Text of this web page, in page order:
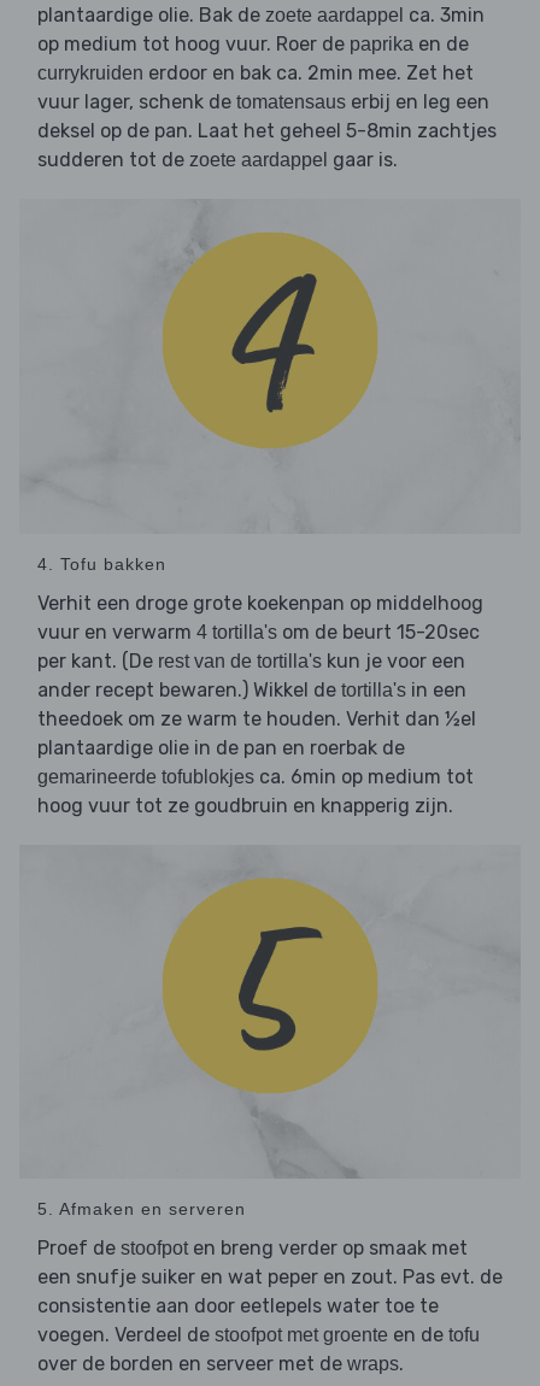
plantaardige olie. Bak de zoete aardappel ca. 3min
op medium tot hoog vuur. Roer de paprika en de
currykruiden erdoor en bak ca. 2min mee. Zet het
vuur lager, schenk de tomatensaus erbij en leg een
deksel op de pan. Laat het geheel 5-8min zachtjes
sudderen tot de zoete aardappel gaar is.
4. Tofu bakken
Verhit een droge grote koekenpan op middelhoog
vuur en verwarm 4 tortilla's om de beurt 15-20sec
per kant. (De rest van de tortilla's kun je voor een
ander recept bewaren.) Wikkel de tortilla's in een
theedoek om ze warm te houden. Verhit dan ½el
plantaardige olie in de pan en roerbak de
gemarineerde tofublokjes ca. 6min op medium tot
hoog vuur tot ze goudbruin en knapperig zijn.
5. Afmaken en serveren
Proef de stoofpoten breng verder op smaak met
een snufje suiker en wat peper en zout. Pas evt. de
consistentie aan door eetlepels water toe te
voegen. Verdeel de stoofpot met groente en de tofu
over de borden en serveer met de wraps.